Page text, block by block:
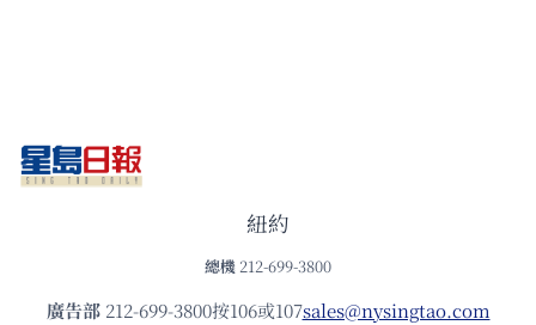
紐約
總機 212-699-3800
廣告部212-699-3800按106或107sales@nysingtao.com